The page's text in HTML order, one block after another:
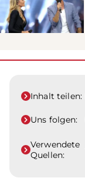
Inhalt teilen:
Uns folgen:
Verwendete
Quellen: